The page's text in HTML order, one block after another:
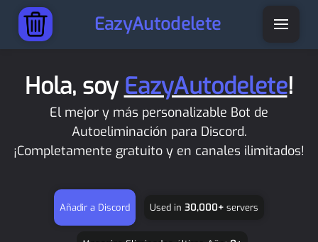
EazyAutodelete
Hola, soy EazyAutodelete!
El mejor y más personalizable Bot de
Autoeliminación para Discord.
¡Completamente gratuito y en canales ilimitados!
Añadir a Discord Used in 30,000+ servers